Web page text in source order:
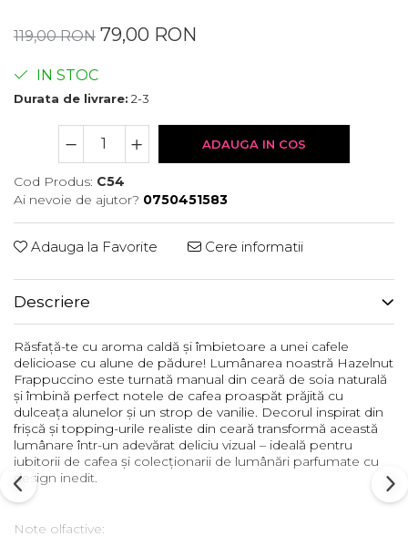
119,00 RON 79,00 RON
IN STOC
Durata de livrare: 2-3
ADAUGA IN COS
Cod Produs: C54
Ai nevoie de ajutor? 0750451583
Adauga la Favorite Cere informatii
Descriere
Răsfață-te cu aroma caldă și îmbietoare a unei cafele
delicioase cu alune de pădure! Lumânarea noastră Hazelnut
Frappuccino este turnată manual din ceară de soia naturală
și îmbină perfect notele de cafea proaspăt prăjită cu
dulceața alunelor și un strop de vanilie. Decorul inspirat din
frișcă și topping-urile realiste din ceară transformă această
lumânare într-un adevărat deliciu vizual – ideală pentru
iubitorii de cafea și colecționarii de lumânări parfumate cu
design inedit.
Note olfactive: